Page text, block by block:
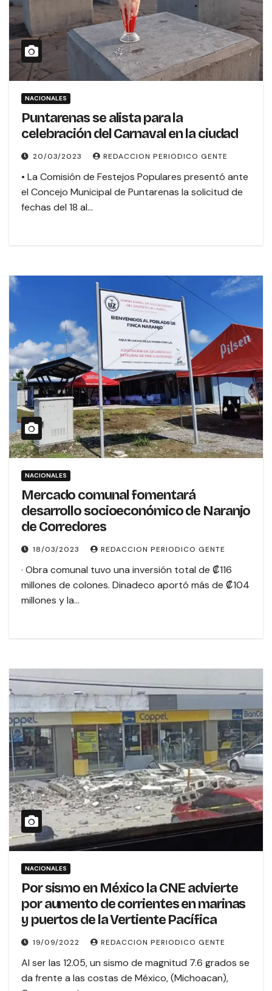
NACIONALES
Puntarenas se alista para la
celebración del Carnaval en la ciudad
20/03/2023 REDACCION PERIODICO GENTE
• La Comisión de Festejos Populares presentó ante
el Concejo Municipal de Puntarenas la solicitud de
fechas del 18 al…
NACIONALES
Mercado comunal fomentará
desarrollo socioeconómico de Naranjo
de Corredores
18/03/2023 REDACCION PERIODICO GENTE
· Obra comunal tuvo una inversión total de ₡116
millones de colones. Dinadeco aportó más de ₡104
millones y la…
NACIONALES
Por sismo en México la CNE advierte
por aumento de corrientes en marinas
y puertos de la Vertiente Pacífica
19/09/2022 REDACCION PERIODICO GENTE
Al ser las 12.05, un sismo de magnitud 7.6 grados se
da frente a las costas de México, (Michoacan),